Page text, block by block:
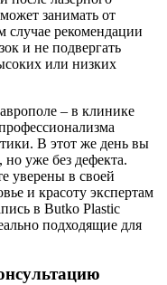
занимать от
случае рекомендации
и не подвергать
или низких
– в клинике
В этот же день вы
уже без дефекта.
уверены в своей
и красоту экспертам
в Butko Plastic
подходящие для